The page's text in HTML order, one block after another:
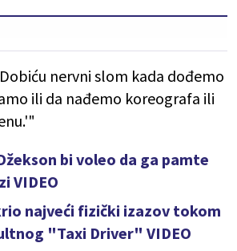
nervni slom kada dođemo
ili da nađemo koreografa ili
bi voleo da ga pamte
VIDEO
najveći fizički izazov tokom
"Taxi Driver" VIDEO